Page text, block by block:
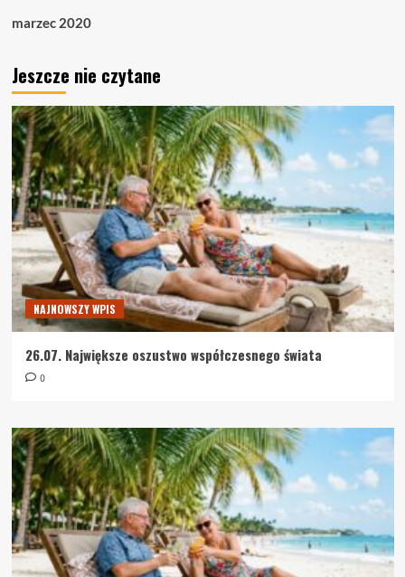
marzec 2020
Jeszcze nie czytane
NAJNOWSZY WPIS
26.07. Największe oszustwo współczesnego świata
0